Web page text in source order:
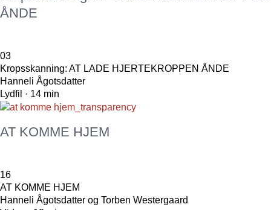
ÅNDE
03
Kropsskanning: AT LADE HJERTEKROPPEN ÅNDE
Hanneli Ågotsdatter
Lydfil · 14 min
AT KOMME HJEM
16
AT KOMME HJEM
Hanneli Ågotsdatter og Torben Westergaard